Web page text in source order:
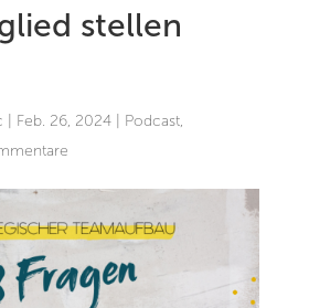
stellen
Feb. 26, 2024| Podcast,